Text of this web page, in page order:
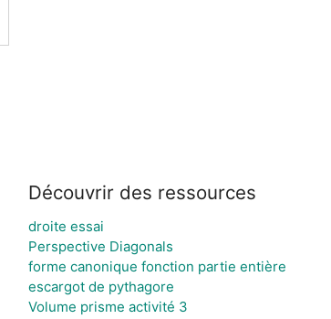
Découvrir des ressources
droite essai
Perspective Diagonals
forme canonique fonction partie entière
escargot de pythagore
Volume prisme activité 3